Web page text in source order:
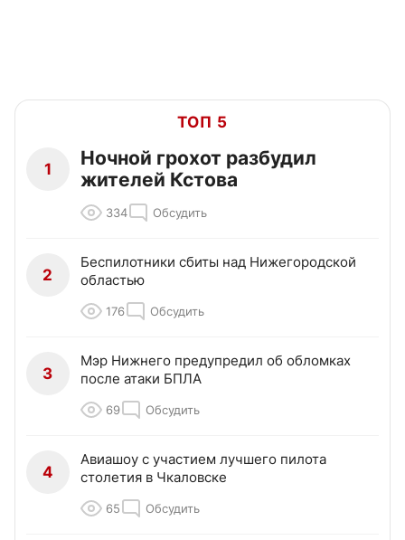
ТОП 5
1
Ночной грохот разбудил
жителей Кстова
334 Обсудить
2
Беспилотники сбиты над Нижегородской
областью
176 Обсудить
3
Мэр Нижнего предупредил об обломках
после атаки БПЛА
69 Обсудить
4
Авиашоу с участием лучшего пилота
столетия в Чкаловске
65 Обсудить